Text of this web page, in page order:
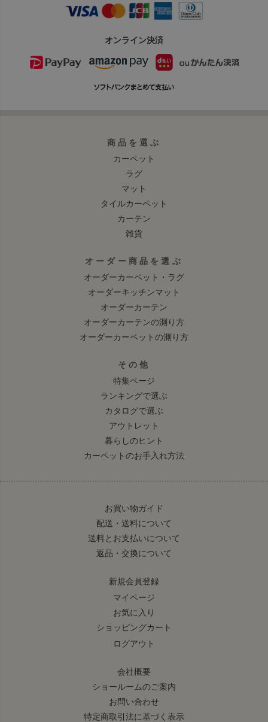
オンライン決済
商品を選ぶ
カーペット
ラグ
マット
タイルカーペット
カーテン
雑貨
オーダー商品を選ぶ
オーダーカーペット・ラグ
オーダーキッチンマット
オーダーカーテン
オーダーカーテンの測り方
オーダーカーペットの測り方
その他
特集ページ
ランキングで選ぶ
カタログで選ぶ
アウトレット
暮らしのヒント
カーペットのお手入れ方法
お買い物ガイド
配送・送料について
送料とお支払いについて
返品・交換について
新規会員登録
マイページ
お気に入り
ショッピングカート
ログアウト
会社概要
ショールームのご案内
お問い合わせ
特定商取引法に基づく表示